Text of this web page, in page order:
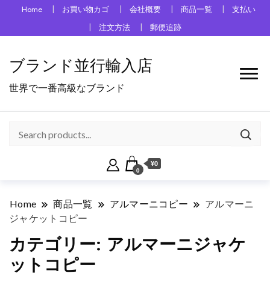
Home お買い物カゴ 会社概要 商品一覧
支払い
注文方法
郵便追跡
ブランド並行輸入店
世界で一番高級なブランド
0
¥0
Home 商品一覧 アルマーニコピー
アルマーニ
ジャケットコピー
カテゴリー: アルマーニジャケ
ットコピー